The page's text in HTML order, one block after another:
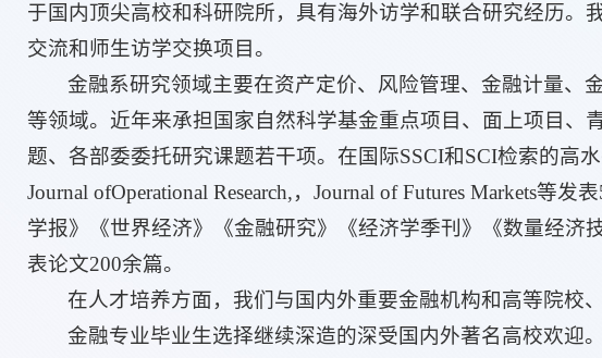
于国内顶尖高校和科研院所，具有海外访学和联合研究经历。
交流和师生访学交换项目。
金融系研究领域主要在资产定价、风险管理、金融计量、
等领域。近年来承担国家自然科学基金重点项目、面上项目、
题、各部委委托研究课题若干项。在国际SSCI和SCI检索的高
Journal ofOperational Research,，Journal of Futures Markets等
学报》《世界经济》《金融研究》《经济学季刊》《数量经济
表论文200余篇。
在人才培养方面，我们与国内外重要金融机构和高等院校
金融专业毕业生选择继续深造的深受国内外著名高校欢迎